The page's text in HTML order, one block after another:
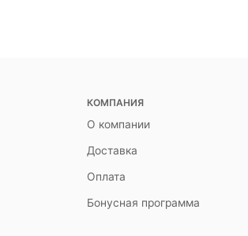
КОМПАНИЯ
О компании
Доставка
Оплата
Бонусная программа